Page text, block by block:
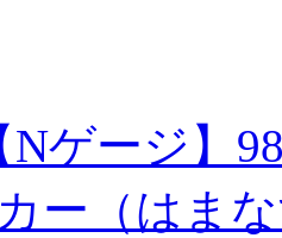
Nゲージ】
ー（はま